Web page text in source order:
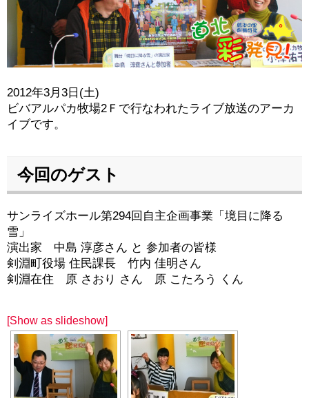
2012年3月3日(土)
ビバアルパカ牧場2Ｆで行なわれたライブ放送のアーカ
イブです。
今回のゲスト
サンライズホール第294回自主企画事業「境目に降る
雪」
演出家 中島 淳彦さん と 参加者の皆様
剣淵町役場 住民課長 竹内 佳明さん
剣淵在住 原 さおり さん 原 こたろう くん
[Show as slideshow]